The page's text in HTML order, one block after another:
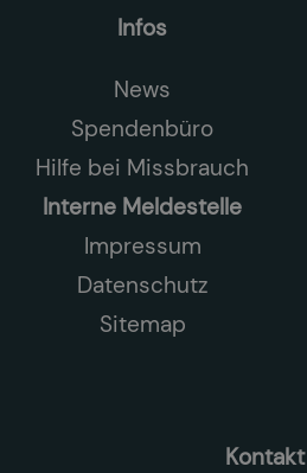
Infos
News
Spendenbüro
Hilfe bei Missbrauch
Interne Meldestelle
Impressum
Datenschutz
Sitemap
Kontakt